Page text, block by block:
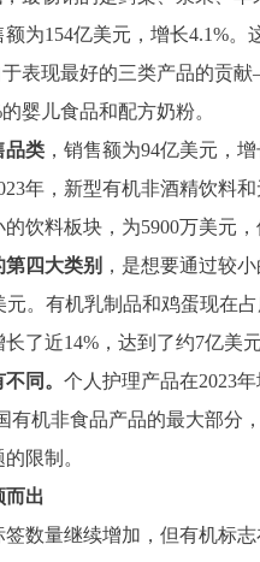
额为154亿美元，增长4.1%
表现最好的三类产品的贡
婴儿食品和配方奶粉。
品类 ，销售额为94亿美元，
年，新型有机非酒精饮料
饮料板块，为5900万美元，
四大类别
，是想要通过较
。有机乳制品和鸡蛋现在
了近14%，达到了约7亿美元
不同。个人护理产品在2023
有机非食品产品的最大部分
限制。
而出
数量继续增加，但有机标